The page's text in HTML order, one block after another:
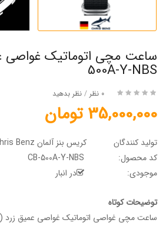
500A-Y-NBS
0 نظر / نظر بدهید
35,000,000 تومان
تولید کنندگان
کریس بنز آلمان Chris Benz
کد محصول:
موجودی:
در انبار
توضیحات کوتاه
ساعت مچی غواصی اتوماتیک غواصی عمیق زرد (500 م...